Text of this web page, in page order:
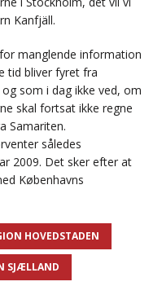
Kanfjäll.
manglende information
tid bliver fyret fra
som i dag ikke ved, om
skal fortsat ikke regne
Samariten.
således
2009. Det sker efter at
Københavns
HOVEDSTADEN
SJÆLLAND